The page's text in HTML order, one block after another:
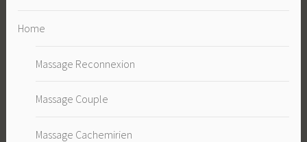
Home
Massage Reconnexion
Massage Couple
Massage Cachemirien